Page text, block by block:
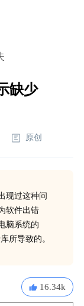
缺少
原创
现过这种问
软件出错
脑系统的
所导致的。
16.34k